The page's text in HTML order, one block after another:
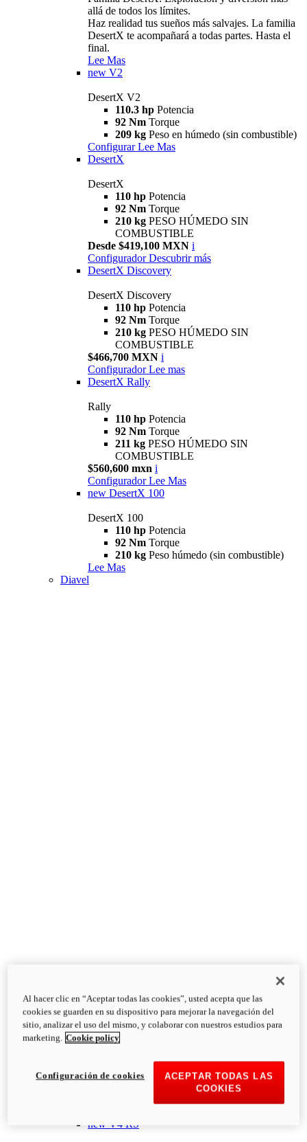
allá de todos los límites.
Haz realidad tus sueños más salvajes. La familia
DesertX te acompañará a todas partes. Hasta el
final.
Lee Mas
new V2
DesertX V2
110.3 hp Potencia
92 Nm Torque
209 kg Peso en húmedo (sin combustible)
Configurar Lee Mas
DesertX
DesertX
110 hp Potencia
92 Nm Torque
210 kg PESO HÚMEDO SIN
COMBUSTIBLE
Desde $419,100 MXN i
Configurador Descubrir más
DesertX Discovery
DesertX Discovery
110 hp Potencia
92 Nm Torque
210 kg PESO HÚMEDO SIN
COMBUSTIBLE
$466,700 MXN i
Configurador Lee mas
DesertX Rally
Rally
110 hp Potencia
92 Nm Torque
211 kg PESO HÚMEDO SIN
COMBUSTIBLE
$560,600 mxn i
Configurador Lee Mas
new DesertX 100
DesertX 100
110 hp Potencia
92 Nm Torque
210 kg Peso húmedo (sin combustible)
Lee Mas
Diavel
Diavel
V4
Diavel V4
126 NmTorque
223 kg
PESO HÚMEDO SIN
new V4 RS
Al hacer clic en “Aceptar todas las cookies”, usted acepta que las
cookies se guarden en su dispositivo para mejorar la navegación del
sitio, analizar el uso del mismo, y colaborar con nuestros estudios para
marketing. Cookie policy
ACEPTAR TODAS LAS
COOKIES
Configuración de cookies